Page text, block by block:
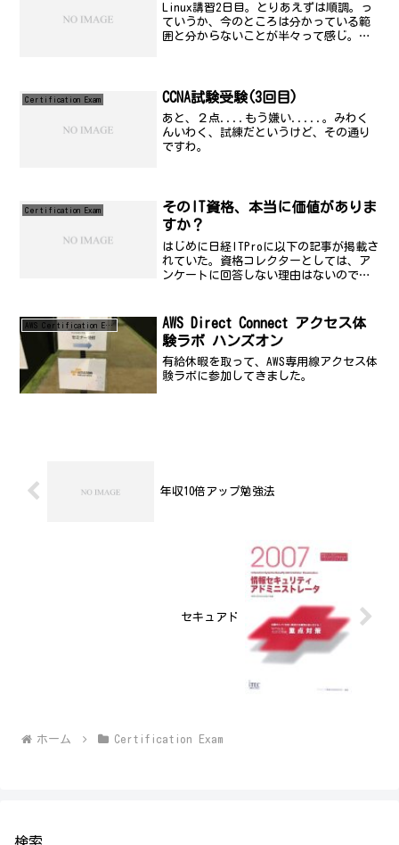
Linux講習2日目。とりあえずは順調。っ
ていうか、今のところは分かっている範
囲と分からないことが半々って感じ。意
そのあと、結局、少...
Certification Exam CCNA試験受験(3回目)
あと、２点....もう嫌い.....。みわく
んいわく、試練だというけど、その通り
ですわ。
Certification Exam
そのIT資格、本当に価値がありま
すか？
はじめに日経ITProに以下の記事が掲載さ
れていた。資格コレクターとしては、ア
ンケートに回答しない理由はないので書
保有するスキルの証明手段として役立つ
とされるIT関連...
AWS Certification Exam
AWS Direct Connect アクセス体
験ラボ ハンズオン
有給休暇を取って、AWS専用線アクセス体
験ラボに参加してきました。
年収10倍アップ勉強法
セキュアド
ホーム Certification Exam
検索